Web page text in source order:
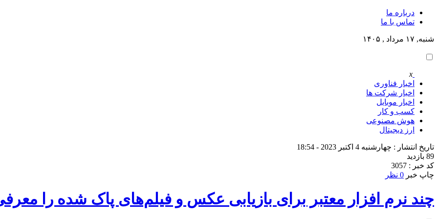
درباره ما
تماس با ما
شنبه, ۱۷ مرداد , ۱۴۰۵
x
اخبار فناوری
اخبار شرکت ها
اخبار موبایل
کسب و کار
هوش مصنوعی
ارز دیجیتال
تاریخ انتشار : چهارشنبه 4 اکتبر 2023 - 18:54
89 بازدید
کد خبر : 3057
چاپ خبر 0 نظر
چند نرم افزار معتبر برای بازیابی عکس و فیلم‌های پاک شده را